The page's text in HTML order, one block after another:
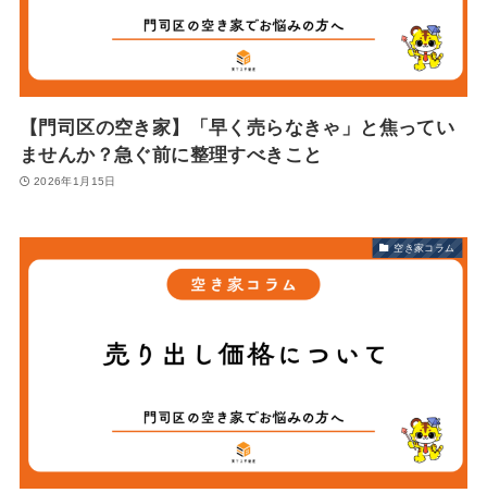
【門司区の空き家】「早く売らなきゃ」と焦ってい
ませんか？急ぐ前に整理すべきこと
2026年1月15日
空き家コラム